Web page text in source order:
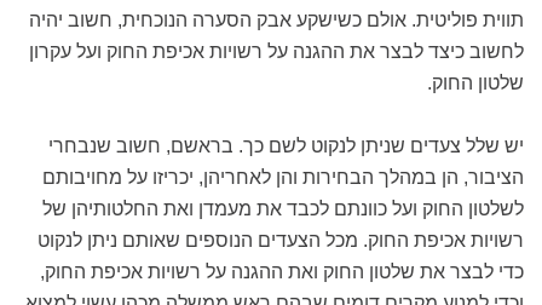
תווית פוליטית. אולם כשישקע אבק הסערה הנוכחית, חשוב יהיה
לחשוב כיצד לבצר את ההגנה על רשויות אכיפת החוק ועל עקרון
שלטון החוק.
יש שלל צעדים שניתן לנקוט לשם כך. בראשם, חשוב שנבחרי
הציבור, הן במהלך הבחירות והן לאחריהן, יכריזו על מחויבותם
לשלטון החוק ועל כוונתם לכבד את מעמדן ואת החלטותיהן של
רשויות אכיפת החוק. מכל הצעדים הנוספים שאותם ניתן לנקוט
כדי לבצר את שלטון החוק ואת ההגנה על רשויות אכיפת החוק,